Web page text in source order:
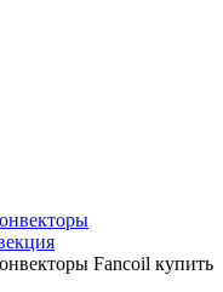
Fancoil купить